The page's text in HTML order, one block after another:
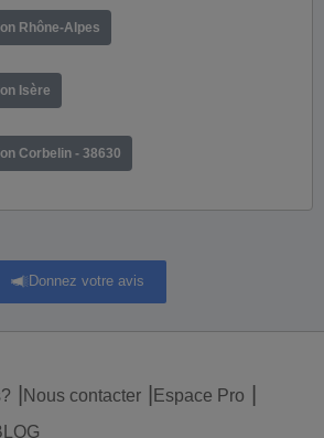
Rhône-Alpes
Isère
Corbelin - 38630
Donnez votre avis
Nous contacter
Espace Pro